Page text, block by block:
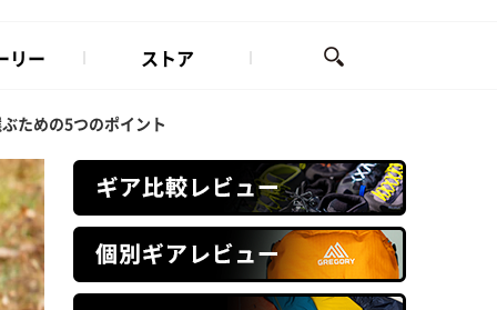
リー ストア
ための5つのポイント